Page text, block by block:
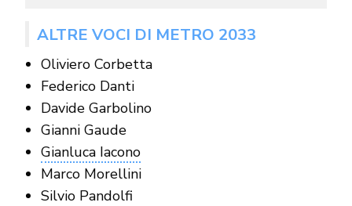
ALTRE VOCI DI METRO 2033
Oliviero Corbetta
Federico Danti
Davide Garbolino
Gianni Gaude
Gianluca Iacono
Marco Morellini
Silvio Pandolfi